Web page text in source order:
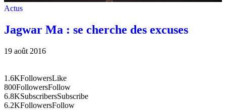
Actus
Jagwar Ma : se cherche des excuses
19 août 2016
1.6KFollowersLike
800FollowersFollow
6.8KSubscribersSubscribe
6.2KFollowersFollow